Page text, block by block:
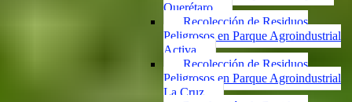
Querétaro
Recolección de Residuos
Peligrosos en Parque Agroindustrial
Activa
Recolección de Residuos
Peligrosos en Parque Agroindustrial
La Cruz